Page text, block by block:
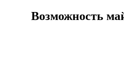
Возможность